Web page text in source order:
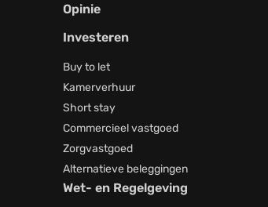
Opinie
Investeren
Buy to let
Kamerverhuur
Short stay
Commercieel vastgoed
Zorgvastgoed
Alternatieve beleggingen
Wet- en Regelgeving